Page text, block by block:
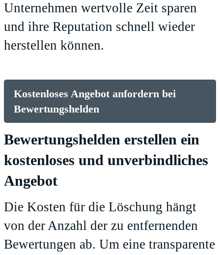
Unternehmen wertvolle Zeit sparen
und ihre Reputation schnell wieder
herstellen können.
Kostenloses Angebot anfordern bei
Bewertungshelden
Bewertungshelden erstellen ein
kostenloses und unverbindliches
Angebot
Die Kosten für die Löschung hängt
von der Anzahl der zu entfernenden
Bewertungen ab. Um eine transparente